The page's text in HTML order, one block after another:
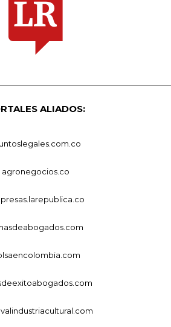
ALIADOS:
agronegocios.co